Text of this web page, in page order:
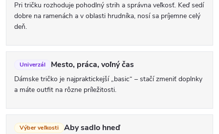
ý
u
Pri tričku rozhoduje pohodlný strih a správna veľkosť. Keď sedí
dobre na ramenách a v oblasti hrudníka, nosí sa príjemne celý
deň.
Univerzál Mesto, práca, voľný čas
Dámske tričko je najpraktickejší „basic“ – stačí zmeniť doplnky
a máte outfit na rôzne príležitosti.
Výber veľkosti Aby sadlo hneď